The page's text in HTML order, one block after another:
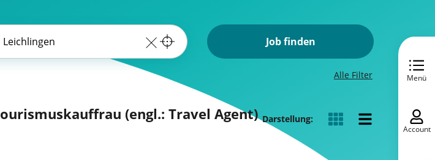
Job finden
Alle Filter
(engl.: Travel Agent) Darstellung:
Menü
Account